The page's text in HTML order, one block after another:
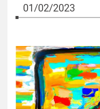
01/02/2023